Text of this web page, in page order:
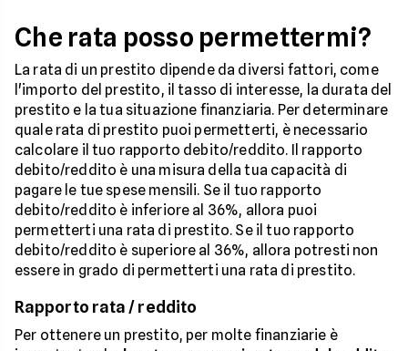
Che rata posso permettermi?
La rata di un prestito dipende da diversi fattori, come
l'importo del prestito, il tasso di interesse, la durata del
prestito e la tua situazione finanziaria. Per determinare
quale rata di prestito puoi permetterti, è necessario
calcolare il tuo rapporto debito/reddito. Il rapporto
debito/reddito è una misura della tua capacità di
pagare le tue spese mensili. Se il tuo rapporto
debito/reddito è inferiore al 36%, allora puoi
permetterti una rata di prestito. Se il tuo rapporto
debito/reddito è superiore al 36%, allora potresti non
essere in grado di permetterti una rata di prestito.
Rapporto rata / reddito
Per ottenere un prestito, per molte finanziarie è